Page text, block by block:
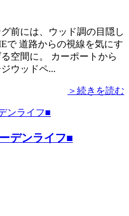
前には、ウッド調の目隠し
道路からの視線を気にす
空間に。 カーポートから
ウッドペ...
＞続きを読む
デンライフ■